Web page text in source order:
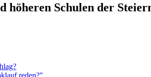
höheren Schulen der
reden?"